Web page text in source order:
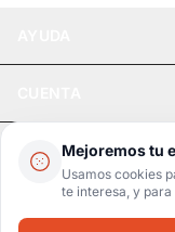
Mejoremos tu
Usamos cookies
te interesa, y
LEGAL
Pago